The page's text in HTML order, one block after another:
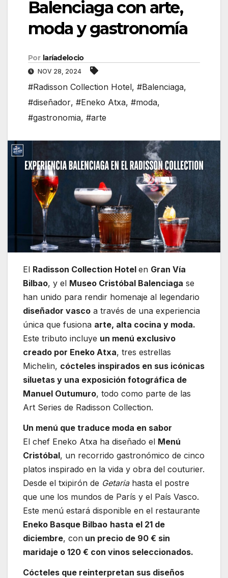
Balenciaga con arte,
moda y gastronomía
Por laríadelocio
NOV 28, 2024
#Radisson Collection Hotel, #Balenciaga,
#diseñador, #Eneko Atxa, #moda,
#gastronomia, #arte
El Radisson Collection Hotel en Gran Vía
Bilbao, y el Museo Cristóbal Balenciaga se
han unido para rendir homenaje al legendario
diseñador vasco a través de una experiencia
única que fusiona arte, alta cocina y moda.
Este tributo incluye un menú exclusivo
creado por Eneko Atxa, tres estrellas
Michelin, cócteles inspirados en sus icónicas
siluetas y una exposición fotográfica de
Manuel Outumuro, todo como parte de las
Art Series de Radisson Collection.
Un menú que traduce moda en sabor
El chef Eneko Atxa ha diseñado el Menú
Cristóbal, un recorrido gastronómico de cinco
platos inspirado en la vida y obra del couturier.
Desde el txipirón de Getariahasta el postre
que une los mundos de París y el País Vasco.
Este menú estará disponible en el restaurante
Eneko Basque Bilbao hasta el 21 de
diciembre, con un precio de 90 € sin
maridaje o 120 € con vinos seleccionados.
Cócteles que reinterpretan sus diseños